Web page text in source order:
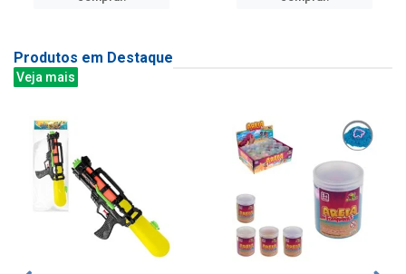
Produtos em Destaque
Veja mais